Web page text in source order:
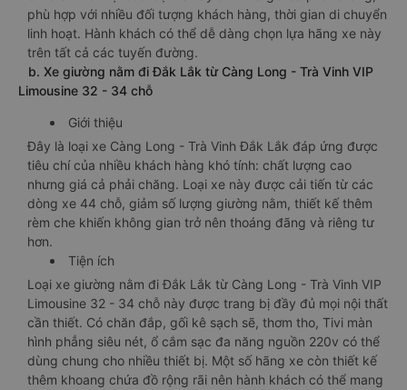
phù hợp với nhiều đối tượng khách hàng, thời gian di chuyển
linh hoạt. Hành khách có thể dễ dàng chọn lựa hãng xe này
trên tất cả các tuyến đường.
b. Xe giường nằm đi Đắk Lắk từ Càng Long - Trà Vinh VIP
Limousine 32 - 34 chỗ
Giới thiệu
Đây là loại xe Càng Long - Trà Vinh Đắk Lắk đáp ứng được
tiêu chí của nhiều khách hàng khó tính: chất lượng cao
nhưng giá cả phải chăng. Loại xe này được cải tiến từ các
dòng xe 44 chỗ, giảm số lượng giường nằm, thiết kế thêm
rèm che khiến không gian trở nên thoáng đãng và riêng tư
hơn.
Tiện ích
Loại xe giường nằm đi Đắk Lắk từ Càng Long - Trà Vinh VIP
Limousine 32 - 34 chỗ này được trang bị đầy đủ mọi nội thất
cần thiết. Có chăn đắp, gối kê sạch sẽ, thơm tho, Tivi màn
hình phẳng siêu nét, ổ cắm sạc đa năng nguồn 220v có thể
dùng chung cho nhiều thiết bị. Một số hãng xe còn thiết kế
thêm khoang chứa đồ rộng rãi nên hành khách có thể mang